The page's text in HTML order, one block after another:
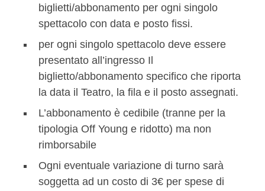
biglietti/abbonamento per ogni singolo
spettacolo con data e posto fissi.
per ogni singolo spettacolo deve essere
presentato all’ingresso Il
biglietto/abbonamento specifico che riporta
la data il Teatro, la fila e il posto assegnati.
L’abbonamento è cedibile (tranne per la
tipologia Off Young e ridotto) ma non
rimborsabile
Ogni eventuale variazione di turno sarà
soggetta ad un costo di 3€ per spese di